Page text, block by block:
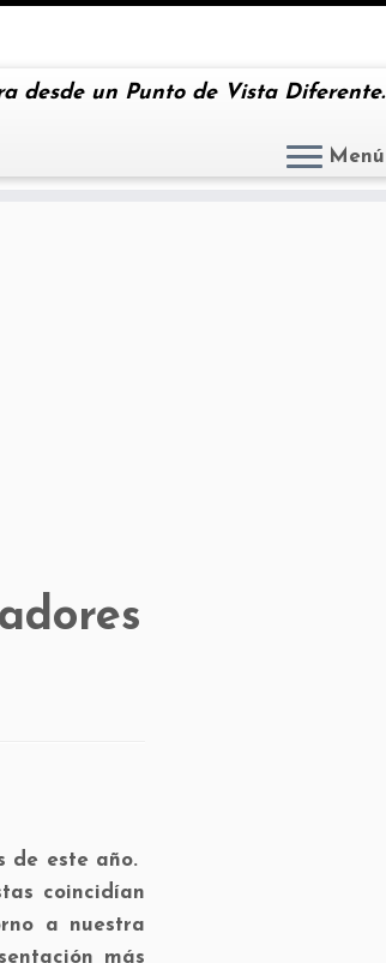
desde un Punto de Vista Diferente.
Menú
de este año.
coincidían
a nuestra
más